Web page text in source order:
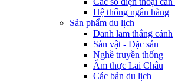
Hệ thống ngân hàng
Sản phẩm du lịch
Danh lam thắng cảnh
Sản vật - Đặc sản
Nghề truyền thống
Ẩm thực Lai Châu
Các bản du lịch